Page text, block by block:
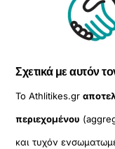
Σχετικά με αυτόν
Το Athlitikes.gr
περιεχομένου
και τυχόν